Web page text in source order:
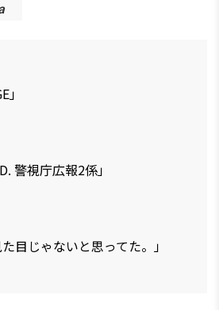
警視庁広報2係」
目じゃないと思ってた。」